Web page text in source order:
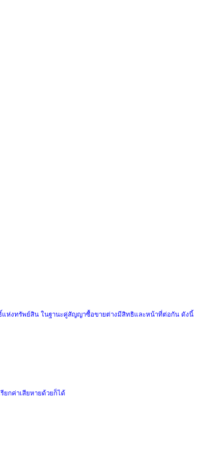
แห่งทรัพย์สิน ในฐานะคู่สัญญาซื้อขายต่างมีสิทธิและหน้าที่ต่อกัน ดังนี้
กค่าเสียหายด้วยก็ได้